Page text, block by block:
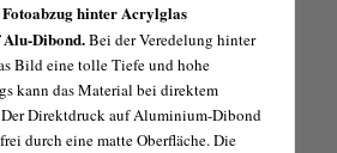
Fotoabzug hinter Acrylglas
Dibond.Bei der Veredelung hinter
Bild eine tolle Tiefe und hohe
kann das Material bei direktem
Direktdruck auf Aluminium-Dibond
durch eine matte Oberfläche. Die